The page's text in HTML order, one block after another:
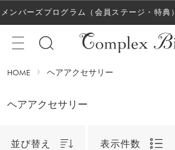
メンバーズプログラム（会員ステージ・特典
た！
HOME ヘアアクセサリー
ヘアアクセサリー
並び替え 表示件数